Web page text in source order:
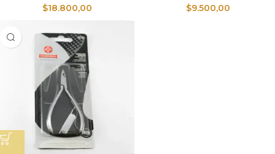
$18.800,00
$9.500,00